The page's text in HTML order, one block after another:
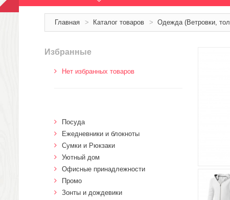
Главная > Каталог товаров > Одежда (Ветровки,
Избранные
Нет избранных товаров
Посуда
Ежедневники и блокноты
Сумки и Рюкзаки
Уютный дом
Офисные принадлежности
Промо
Зонты и дождевики